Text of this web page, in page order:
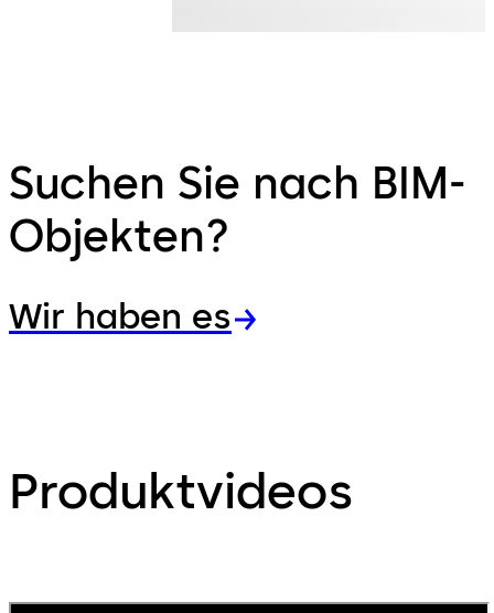
Suchen Sie nach BIM-
Objekten?
Wir haben es
Produktvideos